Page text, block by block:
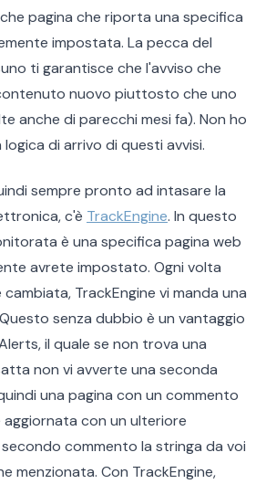
pagina che riporta una specifica
impostata. La pecca del
ti garantisce che l'avviso che
nuovo piuttosto che uno
anche di parecchi mesi fa). Non ho
di arrivo di questi avvisi.
sempre pronto ad intasare la
c'è TrackEngine. In questo
è una specifica pagina web
avrete impostato. Ogni volta
TrackEngine vi manda una
senza dubbio è un vantaggio
il quale se non trova una
non vi avverte una seconda
una pagina con un commento
aggiornata con un ulteriore
commento la stringa da voi
menzionata. Con TrackEngine,